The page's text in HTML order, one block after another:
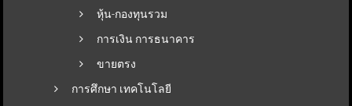
หุ้น-กองทุนรวม
การเงิน การธนาคาร
ขายตรง
การศึกษา เทคโนโลยี